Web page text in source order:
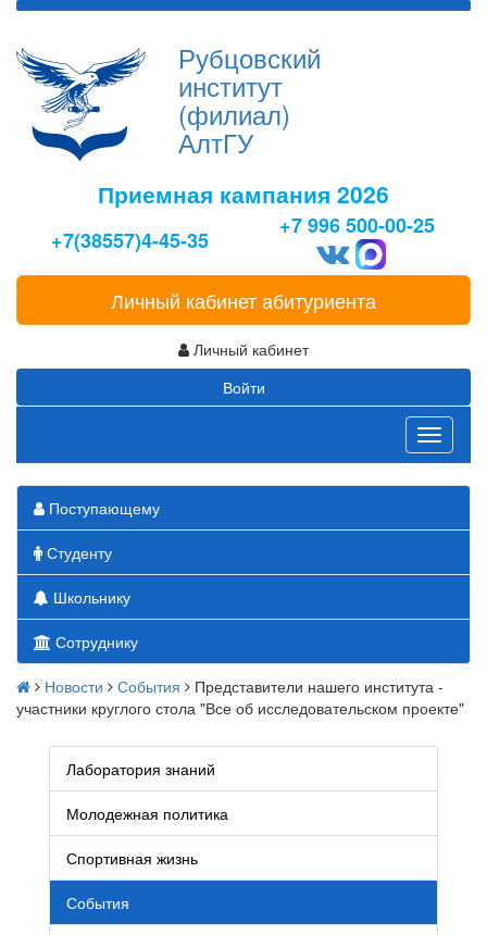
Рубцовский
институт
(филиал)
АлтГУ
Приемная кампания 2026
+7(38557)4-45-35
+7 996 500-00-25
Личный кабинет абитуриента
Личный кабинет
Войти
Toggle
Поступающему
Студенту
Школьнику
Сотруднику
Новости События
Представители нашего института -
участники круглого стола "Все об исследовательском проекте"
Лаборатория знаний
Молодежная политика
Спортивная жизнь
События